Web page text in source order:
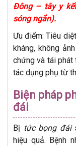
Đông – tây y
sóng ngắn).
Ưu điểm: Tiêu
kháng, không
chứng và tái phát
tác dụng phụ từ
Biện pháp
đái
Bị tức bọng đái
hiệu quả. Bệnh